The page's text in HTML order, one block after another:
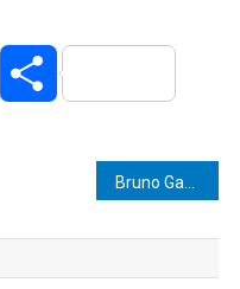
Twitter Share
Bruno Gaudêncio: Um ciclo de dedicação na Codemar e novos desafios ao lado do Prefeito Vinícius Camarinha